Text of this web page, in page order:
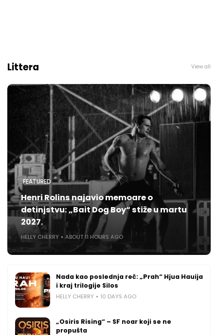
Littera View all
FEATURED
Henri Rolins najavio memoare o
detinjstvu: „Bait Dog Boy“ stiže u martu
2027.
HELLY CHERRY ABOUT 11 HOURS AGO
Nada kao poslednja reč: „Prah“ Hjua Hauija
i kraj trilogije Silos
HELLY CHERRY 10 DAYS AGO
„Osiris Rising“ – SF noar koji se ne
propušta